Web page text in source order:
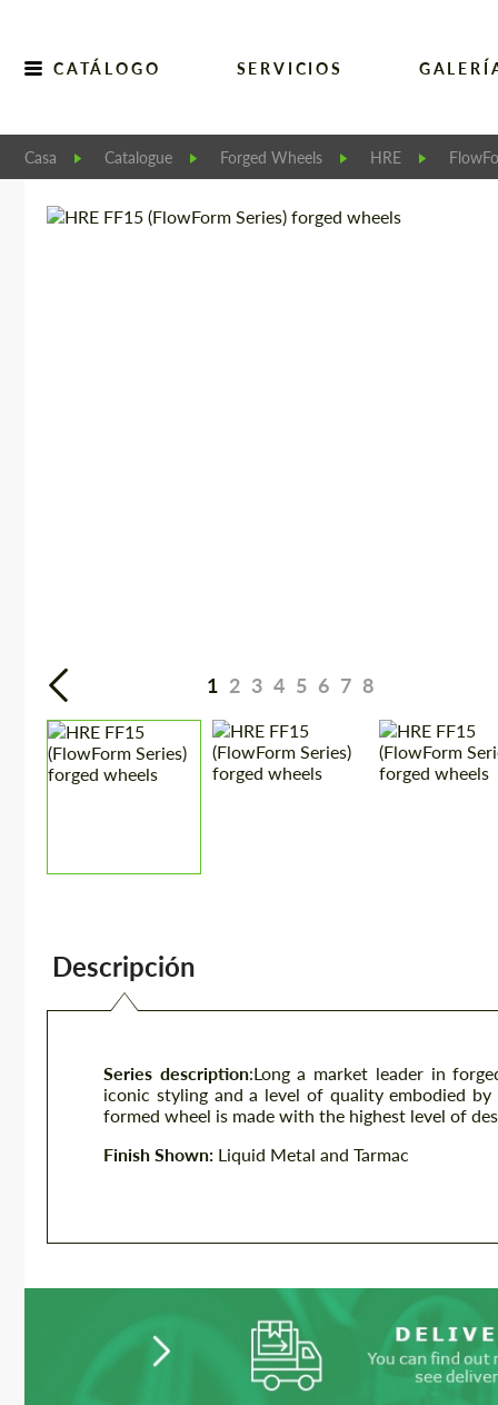
CATÁLOGO SERVICIOS
Casa Catalogue Forged Wheels HRE
1 2 3 4 5 6 7 8
Descripción
Series description:Long a market leader in
iconic styling and a level of quality embodied
formed wheel is made with the highest level of
Finish Shown: Liquid Metal and Tarmac